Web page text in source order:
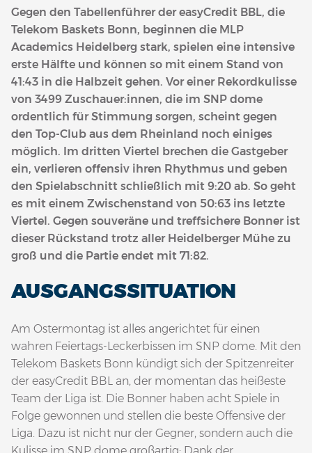
Gegen den Tabellenführer der easyCredit BBL, die
Telekom Baskets Bonn, beginnen die MLP
Academics Heidelberg stark, spielen eine intensive
erste Hälfte und können so mit einem Stand von
41:43 in die Halbzeit gehen. Vor einer Rekordkulisse
von 3499 Zuschauer:innen, die im SNP dome
ordentlich für Stimmung sorgen, scheint gegen
den Top-Club aus dem Rheinland noch einiges
möglich. Im dritten Viertel brechen die Gastgeber
ein, verlieren offensiv ihren Rhythmus und geben
den Spielabschnitt schließlich mit 9:20 ab. So geht
es mit einem Zwischenstand von 50:63 ins letzte
Viertel. Gegen souveräne und treffsichere Bonner ist
dieser Rückstand trotz aller Heidelberger Mühe zu
groß und die Partie endet mit 71:82.
AUSGANGSSITUATION
Am Ostermontag ist alles angerichtet für einen
wahren Feiertags-Leckerbissen im SNP dome. Mit den
Telekom Baskets Bonn kündigt sich der Spitzenreiter
der easyCredit BBL an, der momentan das heißeste
Team der Liga ist. Die Bonner haben acht Spiele in
Folge gewonnen und stellen die beste Offensive der
Liga. Dazu ist nicht nur der Gegner, sondern auch die